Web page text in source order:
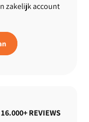
zakelijk account
GRATIS